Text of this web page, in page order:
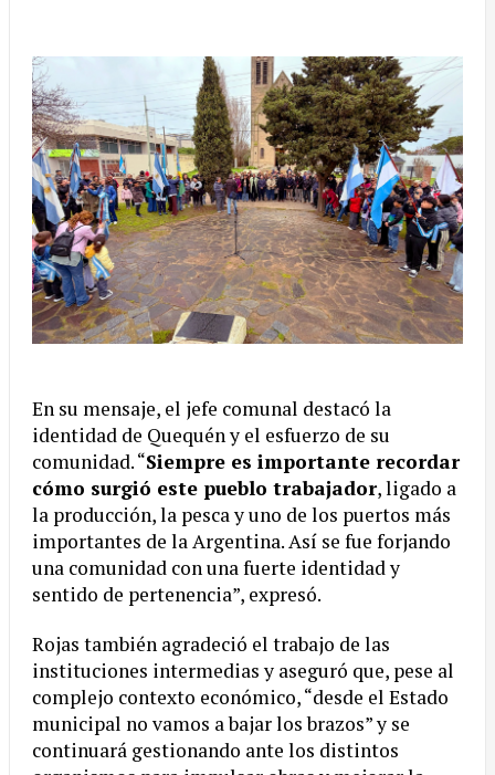
En su mensaje, el jefe comunal destacó la
identidad de Quequén y el esfuerzo de su
comunidad. “Siempre es importante recordar
cómo surgió este pueblo trabajador, ligado a
la producción, la pesca y uno de los puertos más
importantes de la Argentina. Así se fue forjando
una comunidad con una fuerte identidad y
sentido de pertenencia”, expresó.
Rojas también agradeció el trabajo de las
instituciones intermedias y aseguró que, pese al
complejo contexto económico, “desde el Estado
municipal no vamos a bajar los brazos” y se
continuará gestionando ante los distintos